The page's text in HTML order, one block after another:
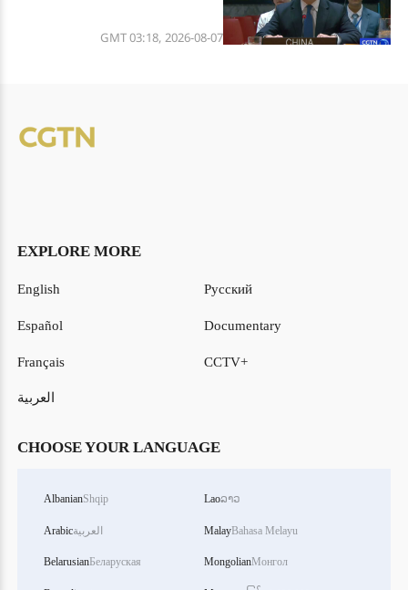
GMT 03:18, 2026-08-07
EXPLORE MORE
English
Español
Français
العربية
Русский
Documentary
CCTV+
CHOOSE YOUR LANGUAGE
AlbanianShqip
Arabicالعربية
BelarusianБеларуская
Laoລາວ
MalayBahasa Melayu
MongolianМонгол